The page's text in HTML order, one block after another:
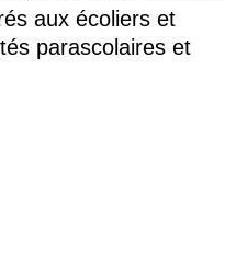
aux écoliers et
parascolaires et